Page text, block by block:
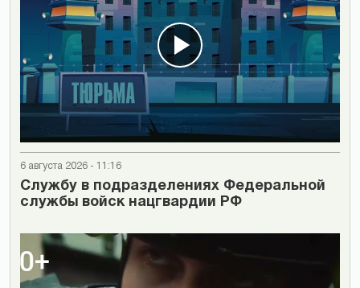
6 августа 2026 - 11:16
Cлужбу в подразделениях Федеральной
службы войск нацгвардии РФ